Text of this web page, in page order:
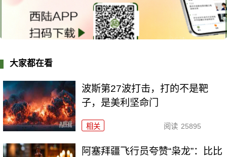
大家都在看
波斯第27波打击，打的不是靶
子，是美利坚命门
相关 阅读 25895
阿塞拜疆飞行员夸赞“枭龙”：比比